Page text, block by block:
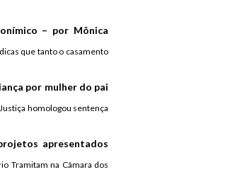
– por Mônica
que tanto o casamento
por mulher do pai
homologou sentença
apresentados
Tramitam na Câmara dos